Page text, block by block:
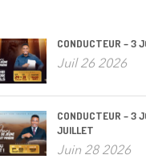
CONDUCTEUR – 3
Juil 26 2026
CONDUCTEUR – 3
JUILLET
Juin 28 2026